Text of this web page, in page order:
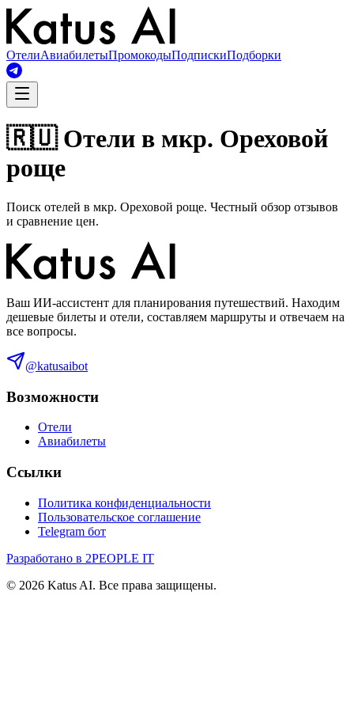
ОтелиАвиабилетыПромокодыПодпискиПодборки
🇷🇺 Отели в мкр. Ореховой
роще
Поиск отелей в мкр. Ореховой роще. Честный обзор отзывов
и сравнение цен.
Ваш ИИ-ассистент для планирования путешествий. Находим
дешевые билеты и отели, составляем маршруты и отвечаем на
все вопросы.
@katusaibot
Возможности
Отели
Авиабилеты
Ссылки
Политика конфиденциальности
Пользовательское соглашение
Telegram бот
Разработано в 2PEOPLE IT
© 2026 Katus AI. Все права защищены.